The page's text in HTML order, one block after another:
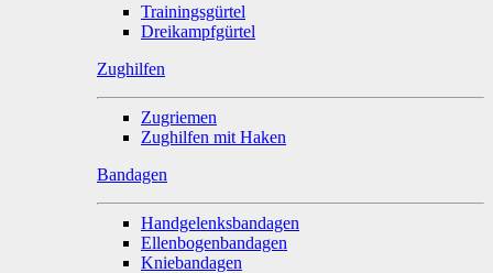
Trainingsgürtel
Dreikampfgürtel
Zughilfen
Zugriemen
Zughilfen mit Haken
Bandagen
Handgelenksbandagen
Ellenbogenbandagen
Kniebandagen